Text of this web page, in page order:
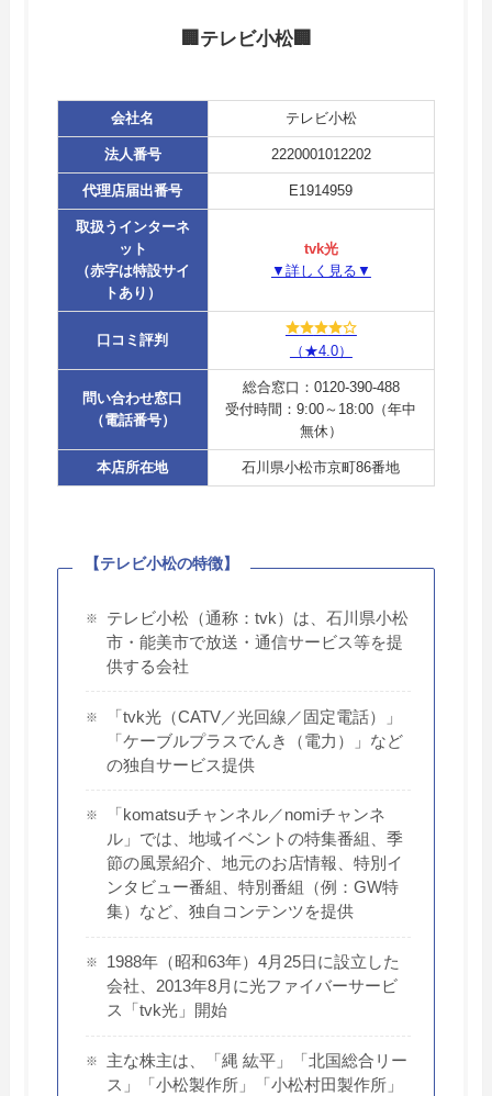
🏢テレビ小松🏢
会社名 テレビ小松
法人番号 2220001012202
代理店届出番号 E1914959
取扱うインターネ
ット
（赤字は特設サイ
トあり）
tvk光
▼詳しく見る▼
口コミ評判
（★4.0）
問い合わせ窓口
（電話番号）
総合窓口：0120-390-488
受付時間：9:00～18:00（年中
無休）
本店所在地 石川県小松市京町86番地
【テレビ小松の特徴】
テレビ小松（通称：tvk）は、石川県小松
市・能美市で放送・通信サービス等を提
供する会社
「tvk光（CATV／光回線／固定電話）」
「ケーブルプラスでんき（電力）」など
の独自サービス提供
「komatsuチャンネル／nomiチャンネ
ル」では、地域イベントの特集番組、季
節の風景紹介、地元のお店情報、特別イ
ンタビュー番組、特別番組（例：GW特
集）など、独自コンテンツを提供
1988年（昭和63年）4月25日に設立した
会社、2013年8月に光ファイバーサービ
ス「tvk光」開始
主な株主は、「縄 紘平」「北国総合リー
ス」「小松製作所」「小松村田製作所」